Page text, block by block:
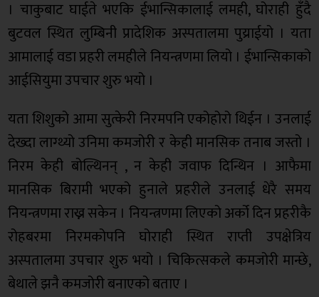
। चाकुबाट घाईते भएकि ईभान्सिकालाई लमही, घोराही हुँदै
बुटवल स्थित लुम्बिनी प्रादेशिक अस्पतालमा पुय्राईयो । यता
आमालाई वडा प्रहरी लमहीले नियन्त्रणमा लियो । ईभान्सिकाको
आईसियुमा उपचार शुरु भयो ।
यता शिशुको आमा सुत्केरी निरमपनि एकोहोरो थिईन । उनलाई
देख्दा लाग्थ्यो उनिमा कमजोरी र केही मानसिक तनाब जस्तो ।
निरम केही बोल्थिनन् , न केही जवाफ दिन्थिन । आफैमा
मानसिक बिरामी भएको हुनाले प्रहरीले उनलाई धेरै समय
नियन्त्रणमा राख्न सकेन । नियन्त्रणमा लिएको अर्को दिन प्रहरीकै
रोहबरमा निरमकोपनि घोराही स्थित राप्ती उपक्षेत्रिय
अस्पतालमा उपचार शुरु भयो । चिकित्सकले कमजोरी मान्छे,
बेथाले झनै कमजोरी बनाएको बताए ।